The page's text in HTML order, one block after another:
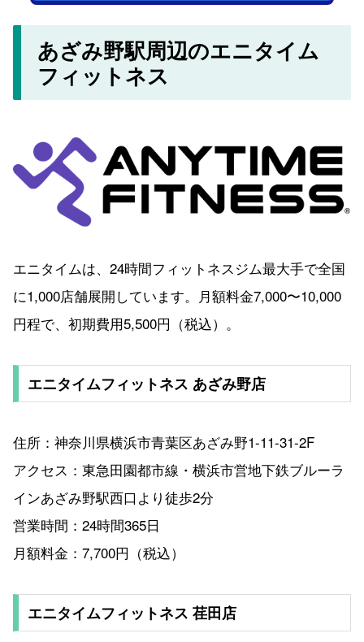
あざみ野駅周辺のエニタイム
フィットネス
エニタイムは、24時間フィットネスジム最大手で全国
に1,000店舗展開しています。月額料金7,000〜10,000
円程で、初期費用5,500円（税込）。
エニタイムフィットネス あざみ野店
住所：神奈川県横浜市青葉区あざみ野1-11-31-2F
アクセス：東急田園都市線・横浜市営地下鉄ブルーラ
インあざみ野駅西口より徒歩2分
営業時間：24時間365日
月額料金：7,700円（税込）
エニタイムフィットネス 荏田店